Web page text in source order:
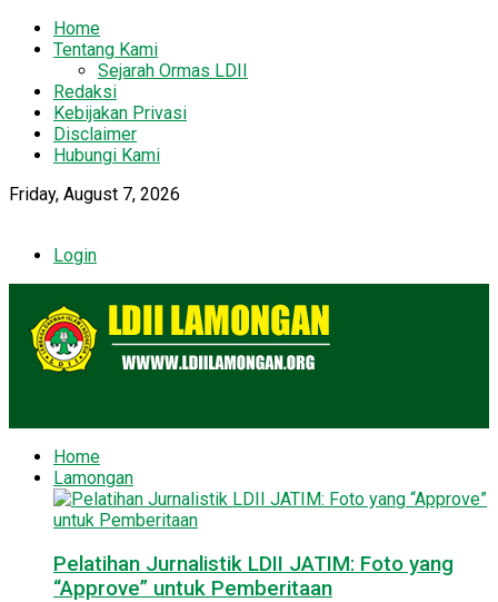
Home
Tentang Kami
Sejarah Ormas LDII
Redaksi
Kebijakan Privasi
Disclaimer
Hubungi Kami
Friday, August 7, 2026
Login
Home
Lamongan
Pelatihan Jurnalistik LDII JATIM: Foto yang
“Approve” untuk Pemberitaan